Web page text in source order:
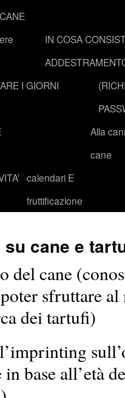
CANE
IN COSA
I GIORNI
Alla
cane
calendari E
fruttificazione
cane e
del cane
sfruttare al
dei tartufi)
base all’età